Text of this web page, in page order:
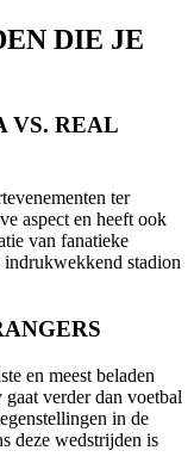
DIE JE
VS. REAL
ter
aspect en heeft ook
van fanatieke
indrukwekkend stadion
en meest beladen
verder dan voetbal
in de
deze wedstrijden is